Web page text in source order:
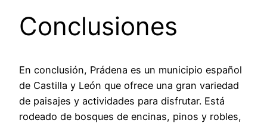
Conclusiones
En conclusión, Prádena es un municipio español
de Castilla y León que ofrece una gran variedad
de paisajes y actividades para disfrutar. Está
rodeado de bosques de encinas, pinos y robles,